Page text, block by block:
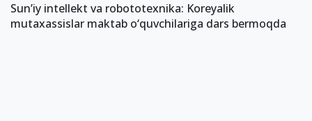
Sun’iy intellekt va robototexnika: Koreyalik
mutaxassislar maktab o‘quvchilariga dars bermoqda